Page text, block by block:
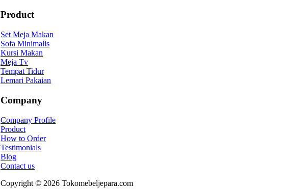
Product
Set Meja Makan
Sofa Minimalis
Kursi Makan
Meja Tv
Tempat Tidur
Lemari Pakaian
Company
Company Profile
Product
How to Order
Testimonials
Blog
Contact us
Copyright © 2026 Tokomebeljepara.com